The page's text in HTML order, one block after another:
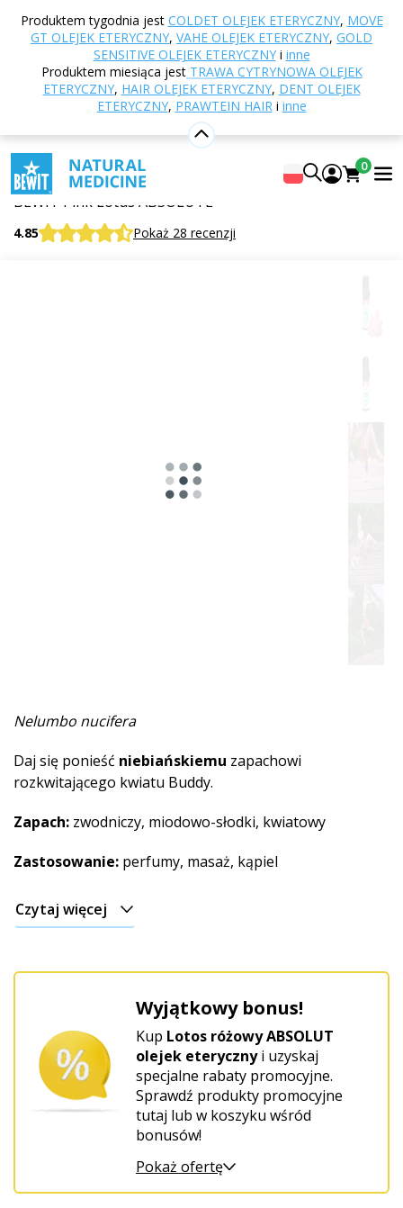
Produktem tygodnia jest COLDET OLEJEK ETERYCZNY, MOVE
GT OLEJEK ETERYCZNY, VAHE OLEJEK ETERYCZNY, GOLD
SENSITIVE OLEJEK ETERYCZNYi inne
Produktem miesiąca jest TRAWA CYTRYNOWA OLEJEK
ETERYCZNY, HAIR OLEJEK ETERYCZNY, DENT OLEJEK
ETERYCZNY, PRAWTEIN HAIRi inne
0
Ziemista
Afrodyzjakalne
Strona główna
eteryczne
Jednogatunkowe olejki eteryczne
Lotos różowy ABSOLUT olejek eteryczny
Lotos różowy ABSOLUT olejek
eteryczny
W 100% czysty i naturalny olejek eteryczny
BEWIT Pink Lotus ABSOLUTE
4.85 Pokaż 28 recenzji
Nelumbo nucifera
Daj się ponieść niebiańskiemu zapachowi
rozkwitającego kwiatu Buddy.
Zapach: zwodniczy, miodowo-słodki, kwiatowy
Zastosowanie: perfumy, masaż, kąpiel
Czytaj więcej
Wyjątkowy bonus!
Kup Lotos różowy ABSOLUT
olejek eterycznyi uzyskaj
specjalne rabaty promocyjne.
Sprawdź produkty promocyjne
tutaj lub w koszyku wśród
bonusów!
Pokaż ofertę